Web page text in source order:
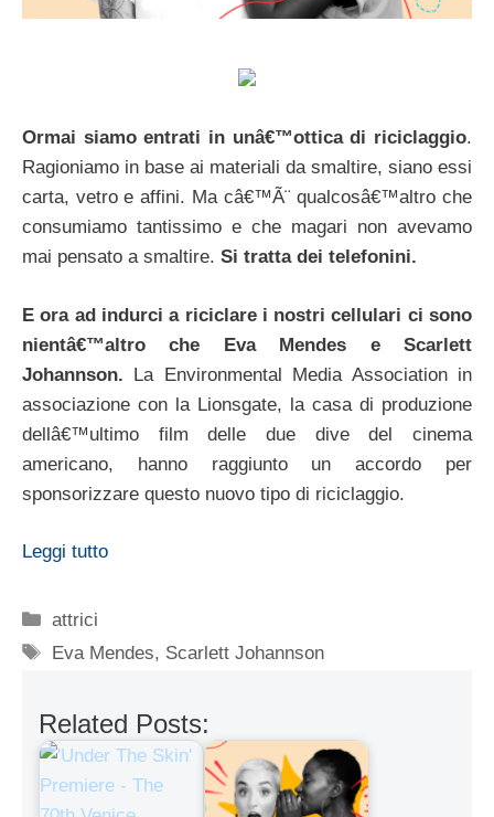
Ormai siamo entrati in unâ€™ottica di riciclaggio.
Ragioniamo in base ai materiali da smaltire, siano essi
carta, vetro e affini. Ma câ€™Ã¨ qualcosâ€™altro che
consumiamo tantissimo e che magari non avevamo
mai pensato a smaltire. Si tratta dei telefonini.
E ora ad indurci a riciclare i nostri cellulari ci sono
nientâ€™altro che Eva Mendes e Scarlett
Johannson. La Environmental Media Association in
associazione con la Lionsgate, la casa di produzione
dellâ€™ultimo film delle due dive del cinema
americano, hanno raggiunto un accordo per
sponsorizzare questo nuovo tipo di riciclaggio.
Leggi tutto
Categorie
attrici
Tag
Eva Mendes, Scarlett Johannson
Related Posts: